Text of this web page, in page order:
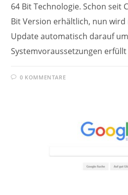
64 Bit Technologie. Schon seit
Bit Version erhältlich, nun
Update automatisch darauf
Systemvoraussetzungen
0 KOMMENTARE